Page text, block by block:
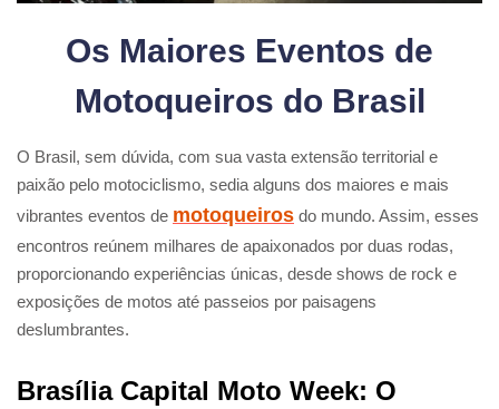
Os Maiores Eventos de
Motoqueiros do Brasil
O Brasil, sem dúvida, com sua vasta extensão territorial e
paixão pelo motociclismo, sedia alguns dos maiores e mais
vibrantes eventos de motoqueiros do mundo. Assim, esses
encontros reúnem milhares de apaixonados por duas rodas,
proporcionando experiências únicas, desde shows de rock e
exposições de motos até passeios por paisagens
deslumbrantes.
Brasília Capital Moto Week: O